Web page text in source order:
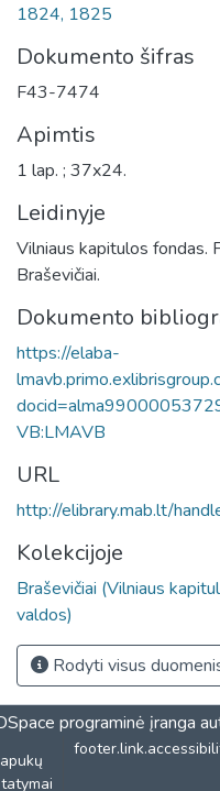
1824, 1825
Dokumento šifras
F43-7474
Apimtis
1 lap. ; 37x24.
Leidinyje
Vilniaus kapitulos fondas.
Braševičiai.
Dokumento
https://elaba-
VB:LMAVB
URL
http://elibrary.mab.lt/
Kolekcijoje
Braševičiai (Vilniaus
valdos)
Rodyti visus
programinė įranga